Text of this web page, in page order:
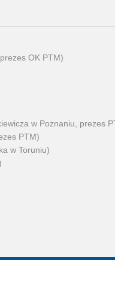
OK PTM)
w Poznaniu, prezes
PTM)
w Toruniu)